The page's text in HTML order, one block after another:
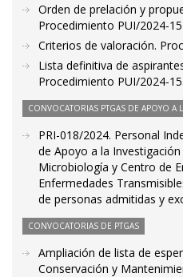
Orden de prelación y
Procedimiento PUI/2024-
Criterios de valoración.
Lista definitiva de
Procedimiento PUI/2024-
CONVOCATORIAS PTGAS DE APOYO A
PRI-018/2024. Personal
de Apoyo a la
Microbiología y Centro de
Enfermedades
de personas admitidas y
CONVOCATORIAS DE PTGAS
Ampliación de lista de
Conservación y